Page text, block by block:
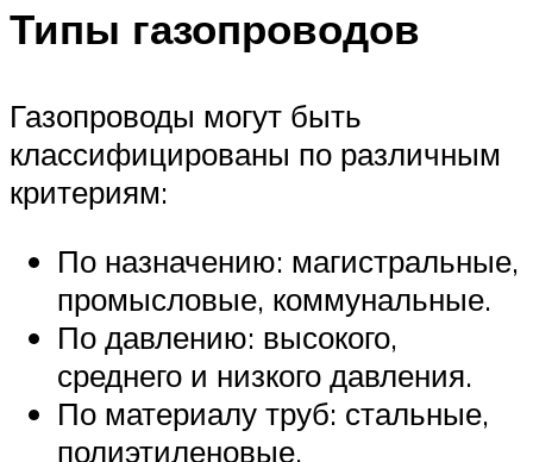
Типы газопроводов
Газопроводы могут быть
классифицированы по различным
критериям:
По назначению: магистральные,
промысловые, коммунальные.
По давлению: высокого,
среднего и низкого давления.
По материалу труб: стальные,
полиэтиленовые,